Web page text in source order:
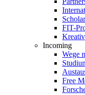
FIT-
Incoming
Wege
Free